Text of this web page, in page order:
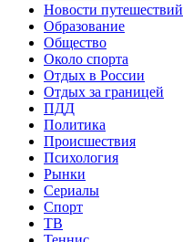
Новости путешествий
Образование
Общество
Около спорта
Отдых в России
Отдых за границей
ПДД
Политика
Происшествия
Психология
Рынки
Сериалы
Спорт
ТВ